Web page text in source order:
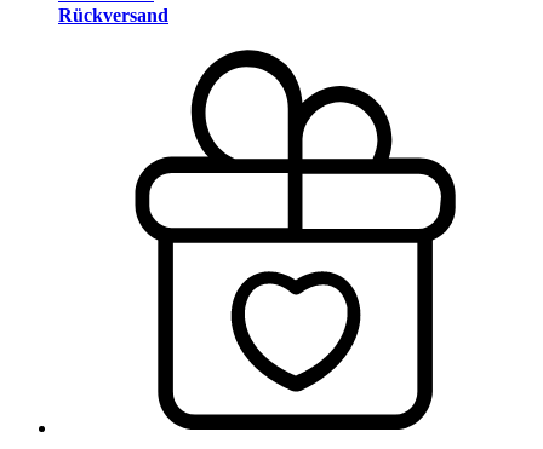
Rückversand